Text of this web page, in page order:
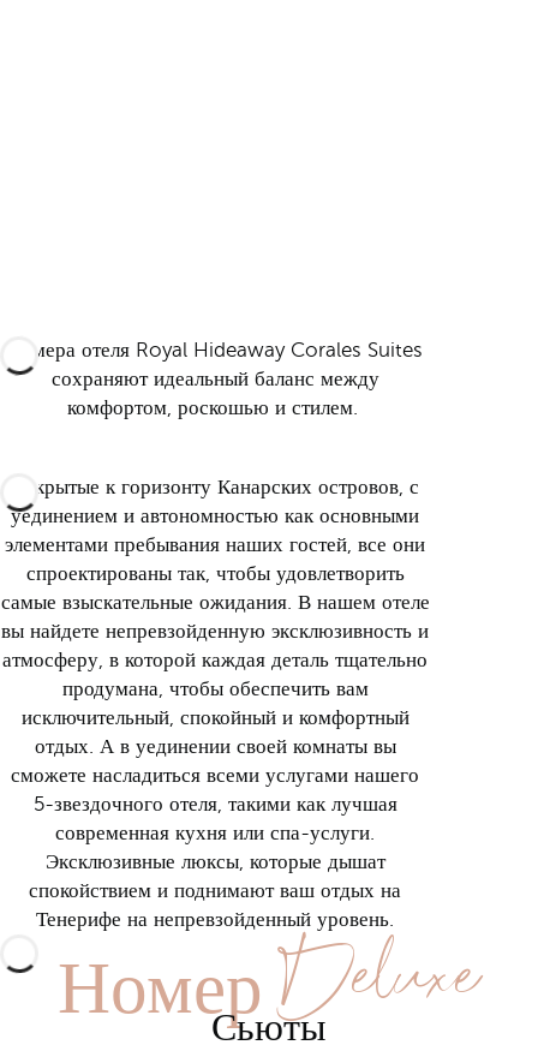
Номера отеля Royal Hideaway Corales Suites
сохраняют идеальный баланс между
комфортом, роскошью и стилем.
Открытые к горизонту Канарских островов, с
уединением и автономностью как основными
элементами пребывания наших гостей, все они
спроектированы так, чтобы удовлетворить
самые взыскательные ожидания. В нашем отеле
вы найдете непревзойденную эксклюзивность и
атмосферу, в которой каждая деталь тщательно
продумана, чтобы обеспечить вам
исключительный, спокойный и комфортный
отдых. А в уединении своей комнаты вы
сможете насладиться всеми услугами нашего
5-звездочного отеля, такими как лучшая
современная кухня или спа-услуги.
Эксклюзивные люксы, которые дышат
спокойствием и поднимают ваш отдых на
Тенерифе на непревзойденный уровень.
Номер Deluxe
Сьюты